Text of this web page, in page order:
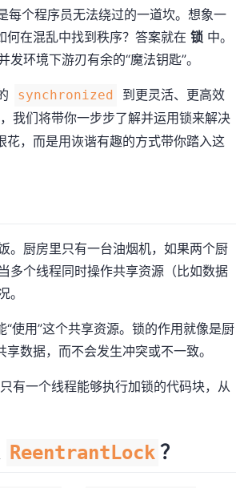
个程序员无法绕过的一道坎。想象一
何在混乱中找到秩序？答案就在锁 中。
环境下游刃有余的“魔法钥匙”。
synchronized
到更灵活、更高效
我们将带你一步步了解并运用锁来解决
花，而是用诙谐有趣的方式带你踏入这
。厨房里只有一台油烟机，如果两个厨
多个线程同时操作共享资源（比如数据
。
使用”这个共享资源。锁的作用就像是厨
数据，而不会发生冲突或不一致。
有一个线程能够执行加锁的代码块，从
ReentrantLock ？